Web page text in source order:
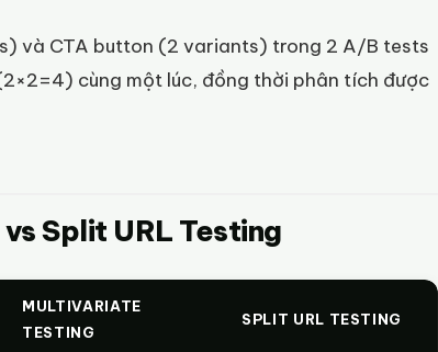
và CTA button (2 variants) trong 2 A/B tests
cùng một lúc, đồng thời phân tích được
Split URL Testing
MULTIVARIATE
TESTING
SPLIT URL TESTING